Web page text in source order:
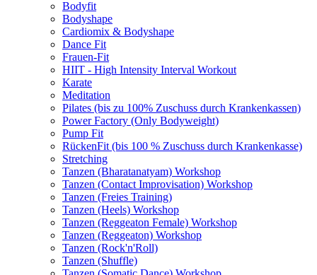
Bodyfit
Bodyshape
Cardiomix & Bodyshape
Dance Fit
Frauen-Fit
HIIT - High Intensity Interval Workout
Karate
Meditation
Pilates (bis zu 100% Zuschuss durch Krankenkassen)
Power Factory (Only Bodyweight)
Pump Fit
RückenFit (bis 100 % Zuschuss durch Krankenkasse)
Stretching
Tanzen (Bharatanatyam) Workshop
Tanzen (Contact Improvisation) Workshop
Tanzen (Freies Training)
Tanzen (Heels) Workshop
Tanzen (Reggeaton Female) Workshop
Tanzen (Reggeaton) Workshop
Tanzen (Rock'n'Roll)
Tanzen (Shuffle)